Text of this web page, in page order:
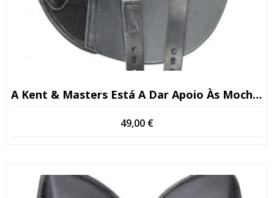
A Kent & Masters Está A Dar Apoio Às Mochilas Escolares
49,00 €